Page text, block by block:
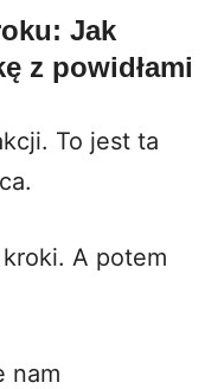
Jak
z powidłami
To jest ta
A potem
nam